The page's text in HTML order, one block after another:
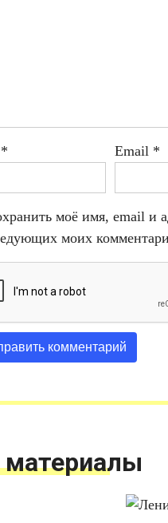
* Email *
моё имя, email и
моих